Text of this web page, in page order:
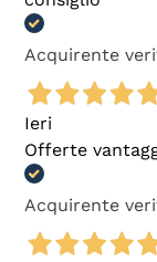
Acquirente
Ieri
Offerte
Acquirente